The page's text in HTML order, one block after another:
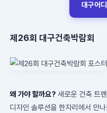
대구어
제26회 대구건축박람회
왜 가야 할까요? 새로운 건축 트
디자인 솔루션을 한자리에서 만